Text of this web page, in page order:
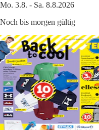
Mo. 3.8. - Sa. 8.8.2026
Noch bis morgen gültig